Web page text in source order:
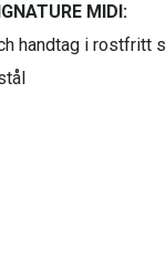
MIDI:
handtag i rostfritt